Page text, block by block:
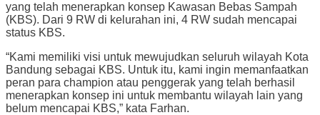
yang telah menerapkan konsep Kawasan Bebas Sampah
(KBS). Dari 9 RW di kelurahan ini, 4 RW sudah mencapai
status KBS.
“Kami memiliki visi untuk mewujudkan seluruh wilayah Kota
Bandung sebagai KBS. Untuk itu, kami ingin memanfaatkan
peran para champion atau penggerak yang telah berhasil
menerapkan konsep ini untuk membantu wilayah lain yang
belum mencapai KBS,” kata Farhan.